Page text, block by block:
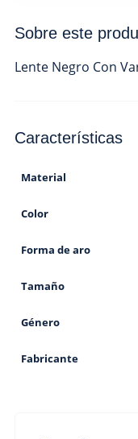
Sobre este
Lente Negro Con
Características
Material
Color
Forma de aro
Tamaño
Género
Fabricante